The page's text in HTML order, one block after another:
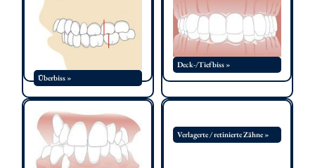
Überbiss »
Deck-/Tiefbiss »
Verlagerte / retinierte Zähne »